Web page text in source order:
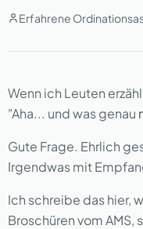
Erfahrene
Wenn ich Leuten
"Aha... und was genau
Gute Frage. Ehrlich
Irgendwas mit
Ich schreibe das hier,
Broschüren vom AMS,